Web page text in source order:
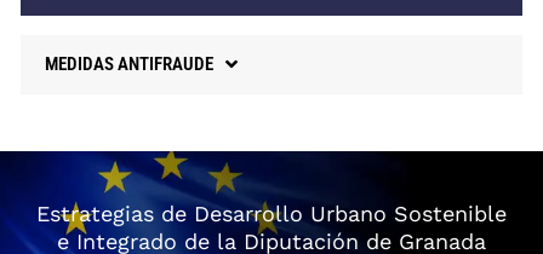
MEDIDAS ANTIFRAUDE
Estrategias de Desarrollo Urbano Sostenible
e Integrado de la Diputación de Granada